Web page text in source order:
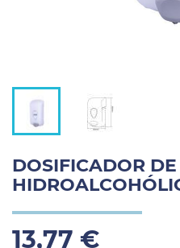
DOSIFICADOR
13,77 €